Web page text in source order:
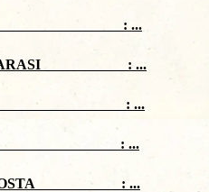
: ...
NUMARASI : ...
: ...
: ...
POSTA : ...